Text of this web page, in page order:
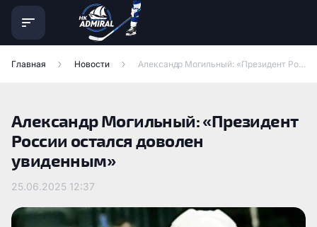
Главная Новости Александр Могильный: «Президент России остался доволен увиденным»
Александр Могильный: «Президент
России остался доволен
увиденным»
25.06.2025 12:37